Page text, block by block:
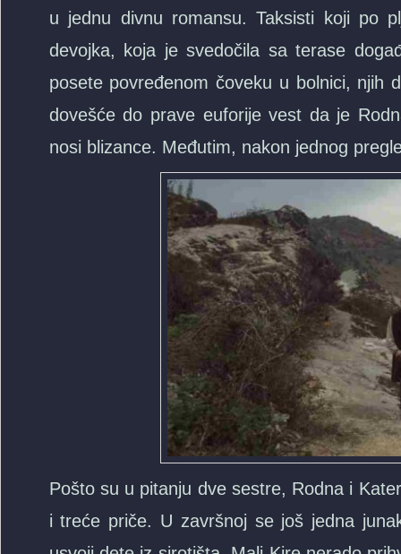
u jednu divnu romansu. Taksisti koji po
devojka, koja je svedočila sa terase
posete povređenom čoveku u bolnici, njih
dovešće do prave euforije vest da je
nosi blizance. Međutim, nakon jednog
Pošto su u pitanju dve sestre, Rodna i
i treće priče. U završnoj se još jedna